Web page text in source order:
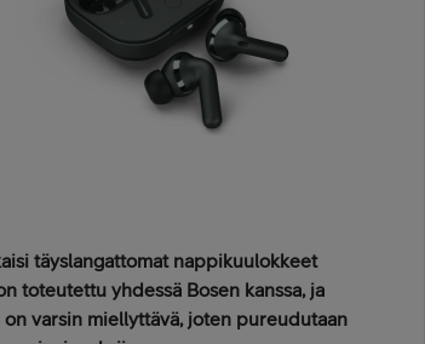
täyslangattomat nappikuulokkeet
toteutettu yhdessä Bosen kanssa, ja
varsin miellyttävä, joten pureudutaan